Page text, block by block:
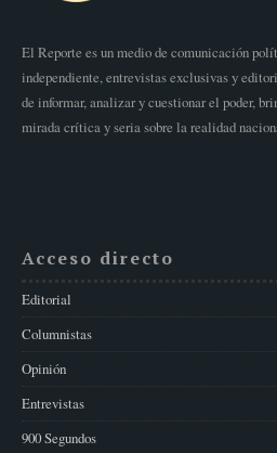
El Reporte es un medio de comunicación
independiente, entrevistas exclusivas y
de informar, analizar y cuestionar el poder,
mirada crítica y seria sobre la realidad
Acceso directo
Editorial
Columnistas
Opinión
Entrevistas
900 Segundos